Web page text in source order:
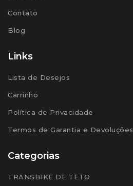
Contato
Blog
Links
Lista de Desejos
Carrinho
Política de Privacidade
Termos de Garantia e Devoluções
Categorias
TRANSBIKE DE TETO